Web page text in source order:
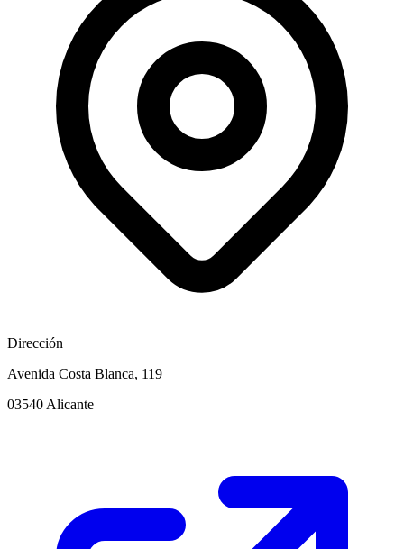
Dirección
Avenida Costa Blanca, 119
03540 Alicante